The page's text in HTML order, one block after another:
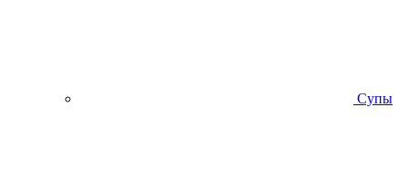
Супы